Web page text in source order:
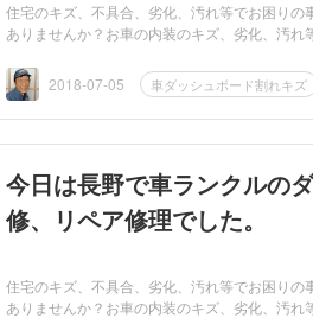
住宅のキズ、不具合、劣化、汚れ等でお困り
ありませんか？お車の内装のキズ、劣化、汚れ
2018-07-05 車ダッシュボード割れキズ
今日は長野で車ランクルの
修、リペア修理でした。
住宅のキズ、不具合、劣化、汚れ等でお困り
ありませんか？お車の内装のキズ、劣化、汚れ